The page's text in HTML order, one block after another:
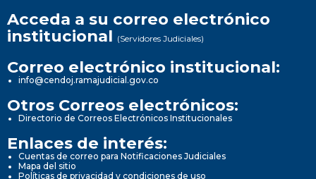
Acceda a su correo electrónico
institucional (Servidores Judiciales)
Correo electrónico institucional:
info@cendoj.ramajudicial.gov.co
Otros Correos electrónicos:
Directorio de Correos Electrónicos Institucionales
Enlaces de interés:
Cuentas de correo para Notificaciones Judiciales
Mapa del sitio
Políticas de privacidad y condiciones de uso